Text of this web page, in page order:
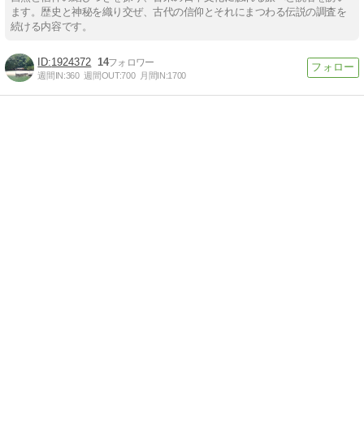
ます。歴史と神秘を織り交ぜ、古代の信仰とそれにまつわる伝説の調査を
続ける内容です。
1924372 14
週間IN:360 週間OUT:700 月間IN:1700